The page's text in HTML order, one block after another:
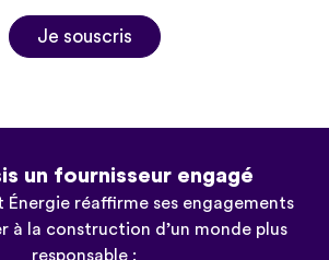
Je souscris
un fournisseur engagé
Énergie réaffirme ses engagements
à la construction d’un monde plus
responsable :